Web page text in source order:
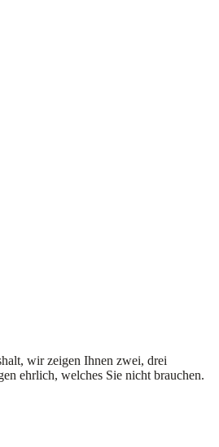
wir zeigen Ihnen zwei, drei
ehrlich, welches Sie nicht brauchen.